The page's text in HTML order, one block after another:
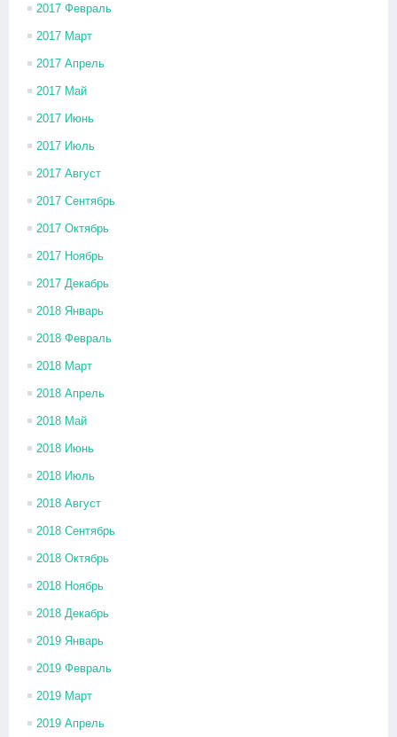
2017 Февраль
2017 Март
2017 Апрель
2017 Май
2017 Июнь
2017 Июль
2017 Август
2017 Сентябрь
2017 Октябрь
2017 Ноябрь
2017 Декабрь
2018 Январь
2018 Февраль
2018 Март
2018 Апрель
2018 Май
2018 Июнь
2018 Июль
2018 Август
2018 Сентябрь
2018 Октябрь
2018 Ноябрь
2018 Декабрь
2019 Январь
2019 Февраль
2019 Март
2019 Апрель